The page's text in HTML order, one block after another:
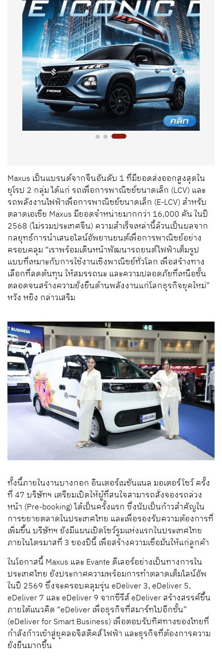
Maxus เป็นแบรนด์จากจีนอันดับ 1 ที่มียอดส่งออกสูงสุดใน
ยุโรป 2 กลุ่ม ได้แก่ รถเพื่อการพาณิชย์ขนาดเล็ก (LCV) และ
รถพลังงานไฟฟ้าเพื่อการพาณิชย์ขนาดเล็ก (E-LCV) สำหรับ
ตลาดเอเชีย Maxus มียอดจำหน่ายมากกว่า 16,000 คัน ในปี
2568 (ไม่รวมประเทศจีน) ความสำเร็จเหล่านี้ล้วนเป็นผลจาก
กลยุทธ์การนำเสนอไลน์อัพยานยนต์เพื่อการพาณิชย์อย่าง
ครอบคลุม “เราพร้อมเดินหน้าพัฒนารถยนต์ไฟฟ้าเต็มรูป
แบบที่เหมาะกับการใช้งานเชิงพาณิชย์ทั่วโลก เพื่อสร้างทาง
เลือกที่ลดต้นทุน ให้สมรรถนะ และความปลอดภัยที่เหนือชั้น
ตลอดจนสร้างความยั่งยืนด้านพลังงานแก่โลกธุรกิจยุคใหม่”
หวัง หยิง กล่าวเสริม
ทั้งนี้ภายในงานบางกอก อินเตอร์เนชันแนล มอเตอร์โชว์ ครั้ง
ที่ 47 บริษัทฯ เตรียมเปิดให้ผู้ที่สนใจสามารถสั่งจองรถล่วง
หน้า (Pre-booking) ได้เป็นครั้งแรก ซึ่งนับเป็นก้าวสำคัญใน
การขยายตลาดในประเทศไทย และเพื่อรองรับความต้องการที่
เพิ่มขึ้น บริษัทฯ ยังมีแผนเปิดโชว์รูมแห่งแรกในประเทศไทย
ภายในไตรมาสที่ 3 ของปีนี้ เพื่อสร้างความเชื่อมั่นให้แก่ลูกค้า
ในโอกาสนี้ Maxus และ Evante ดีเลอร์อย่างเป็นทางการใน
ประเทศไทย ยังประกาศความพร้อมการทำตลาดเต็มไลน์อัพ
ในปี 2569 ซึ่งจะครอบคลุมรุ่น eDeliver 3, eDeliver 5,
eDeliver 7 และ eDeliver 9 จากซีรีส์ eDeliver สร้างสรรค์ขึ้น
ภายใต้แนวคิด “eDeliver เพื่อธุรกิจที่สมาร์ทไปอีกขั้น”
(eDeliver for Smart Business) เพื่อตอบรับทิศทางของไทยที่
กำลังก้าวเข้าสู่ยุคลอจิสติคส์ไฟฟ้า และธุรกิจที่ต้องการความ
ยั่งยืนมากขึ้น